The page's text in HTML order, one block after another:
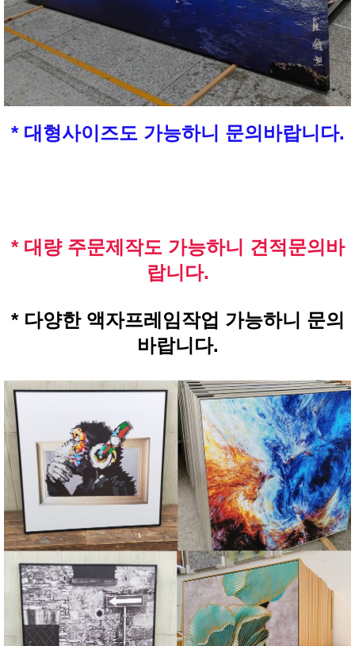
* 대형사이즈도 가능하니 문의바랍니다.
* 대량 주문제작도 가능하니 견적문의바
랍니다.
* 다양한 액자프레임작업 가능하니 문의
바랍니다.